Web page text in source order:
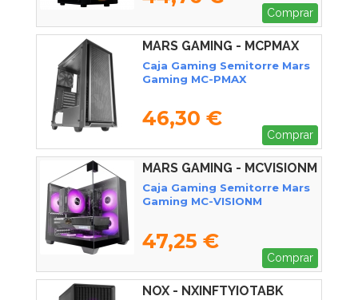
Comprar
MARS GAMING - MCPMAX
Caja Gaming Semitorre Mars
Gaming MC-PMAX
46,30 €
Comprar
MARS GAMING - MCVISIONM
Caja Gaming Semitorre Mars
Gaming MC-VISIONM
47,25 €
Comprar
NOX - NXINFTYIOTABK